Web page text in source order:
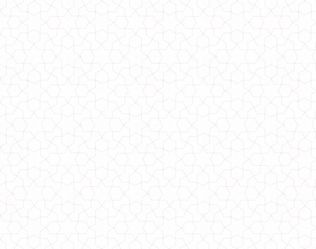
Жіноче коротке плаття літнє вільного крою
970.00грн.